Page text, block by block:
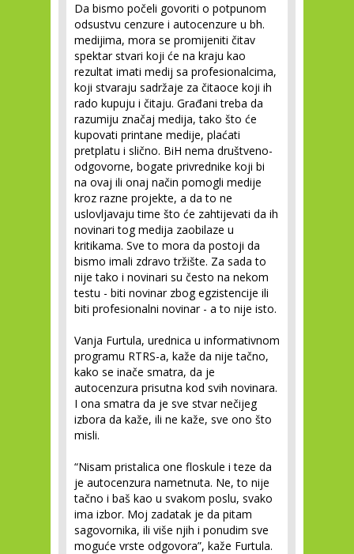
Da bismo počeli govoriti o potpunom
odsustvu cenzure i autocenzure u bh.
medijima, mora se promijeniti čitav
spektar stvari koji će na kraju kao
rezultat imati medij sa profesionalcima,
koji stvaraju sadržaje za čitaoce koji ih
rado kupuju i čitaju. Građani treba da
razumiju značaj medija, tako što će
kupovati printane medije, plaćati
pretplatu i slično. BiH nema društveno-
odgovorne, bogate privrednike koji bi
na ovaj ili onaj način pomogli medije
kroz razne projekte, a da to ne
uslovljavaju time što će zahtijevati da ih
novinari tog medija zaobilaze u
kritikama. Sve to mora da postoji da
bismo imali zdravo tržište. Za sada to
nije tako i novinari su često na nekom
testu - biti novinar zbog egzistencije ili
biti profesionalni novinar - a to nije isto.
Vanja Furtula, urednica u informativnom
programu RTRS-a, kaže da nije tačno,
kako se inače smatra, da je
autocenzura prisutna kod svih novinara.
I ona smatra da je sve stvar nečijeg
izbora da kaže, ili ne kaže, sve ono što
misli.
“Nisam pristalica one floskule i teze da
je autocenzura nametnuta. Ne, to nije
tačno i baš kao u svakom poslu, svako
ima izbor. Moj zadatak je da pitam
sagovornika, ili više njih i ponudim sve
moguće vrste odgovora”, kaže Furtula.